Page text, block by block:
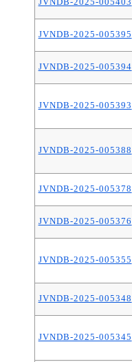
JVNDB-2025-005403
JVNDB-2025-005395
JVNDB-2025-005394
JVNDB-2025-005393
JVNDB-2025-005388
JVNDB-2025-005378
JVNDB-2025-005376
JVNDB-2025-005355
JVNDB-2025-005348
JVNDB-2025-005345